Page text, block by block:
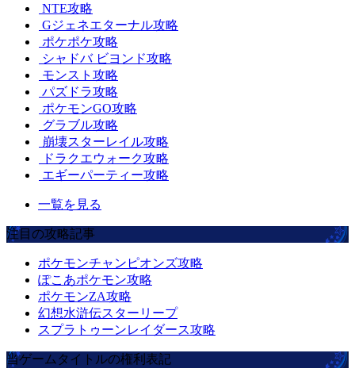
NTE攻略
Gジェネエターナル攻略
ポケポケ攻略
シャドバ ビヨンド攻略
モンスト攻略
パズドラ攻略
ポケモンGO攻略
グラブル攻略
崩壊スターレイル攻略
ドラクエウォーク攻略
エギーパーティー攻略
一覧を見る
注目の攻略記事
ポケモンチャンピオンズ攻略
ぽこあポケモン攻略
ポケモンZA攻略
幻想水滸伝スターリープ
スプラトゥーンレイダース攻略
当ゲームタイトルの権利表記